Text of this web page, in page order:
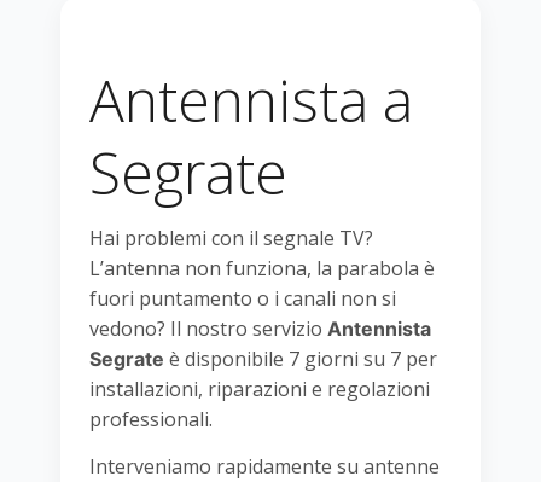
Antennista a
Segrate
Hai problemi con il segnale TV?
L’antenna non funziona, la parabola è
fuori puntamento o i canali non si
vedono? Il nostro servizio Antennista
Segrate è disponibile 7 giorni su 7 per
installazioni, riparazioni e regolazioni
professionali.
Interveniamo rapidamente su antenne